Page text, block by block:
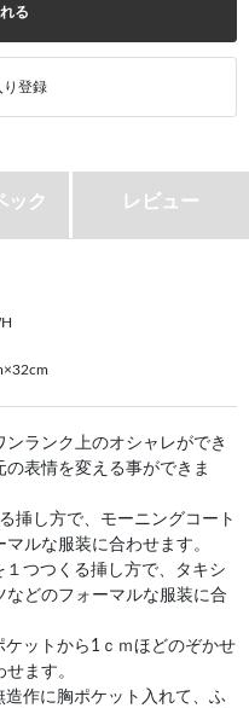
る
ック レビュー
ランク上のオシャレができ
表情を変える事ができま
挿し方で、モーニングコート
ルな服装に合わせます。
つつくる挿し方で、タキシ
どのフォーマルな服装に合
ットから1ｃｍほどのぞかせ
ます。
作に胸ポケット入れて、ふ